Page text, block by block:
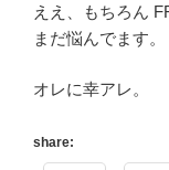
ええ、もちろん
まだ悩んでます。
オレに幸アレ。
share: